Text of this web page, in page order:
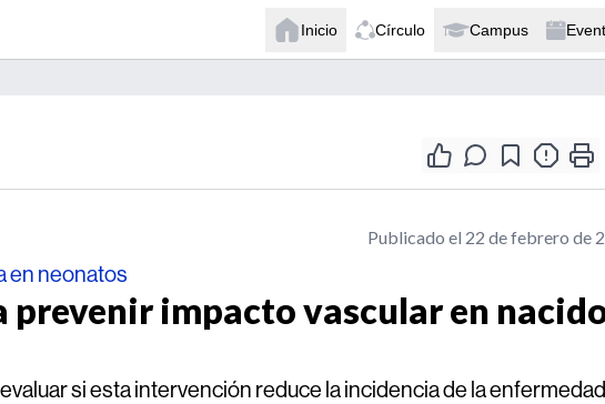
Inicio Círculo Campus
Publicado el 22 de febrero de
en neonatos
prevenir impacto vascular en
si esta intervención reduce la incidencia de la enfermedad